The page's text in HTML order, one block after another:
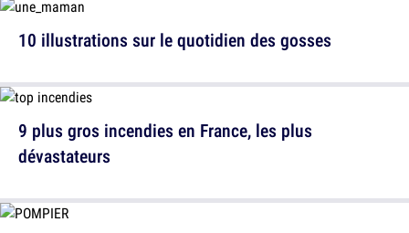
10 illustrations sur le quotidien des gosses
9 plus gros incendies en France, les plus
dévastateurs